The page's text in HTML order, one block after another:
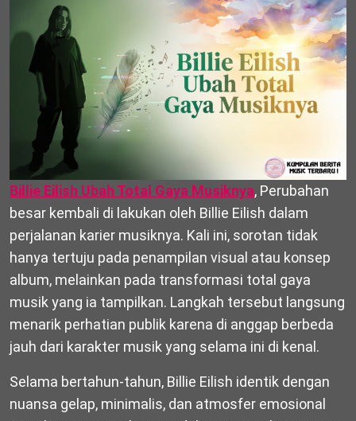
Billie Eilish Ubah Total Gaya Musiknya, Perubahan
besar kembali di lakukan oleh Billie Eilish dalam
perjalanan karier musiknya. Kali ini, sorotan tidak
hanya tertuju pada penampilan visual atau konsep
album, melainkan pada transformasi total gaya
musik yang ia tampilkan. Langkah tersebut langsung
menarik perhatian publik karena di anggap berbeda
jauh dari karakter musik yang selama ini di kenal.
Selama bertahun-tahun, Billie Eilish identik dengan
nuansa gelap, minimalis, dan atmosfer emosional